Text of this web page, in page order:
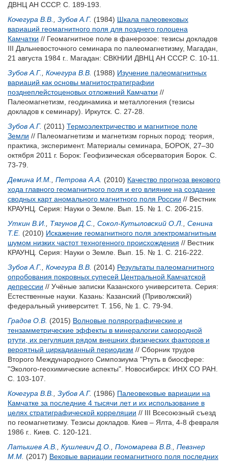
ДВНЦ АН СССР. С. 189-193.
Кочегура В.В.
Зубов А.Г. (1984) Шкала палеовековых
вариаций геомагнитного поля для позднего голоцена
Камчатки // Геомагнитное поле в фанерозое: тезисы докладов
III Дальневосточного семинара по палеомагнетизму, Магадан,
21 августа 1984 г.. Магадан: СВКНИИ ДВНЦ АН СССР. С. 10-11.
Зубов А.Г.
Кочегура В.В. (1988) Изучение палеомагнитных
вариаций как основы магнитостратиграфии
позднеплейстоценовых отложений Камчатки //
Палеомагнетизм, геодинамика и металлогения (тезисы
докладов к семинару). Иркутск. С. 27-28.
Зубов А.Г. (2011) Термоэлектричество и магнитное поле
Земли // Палеомагнетизм и магнетизм горных пород: теория,
практика, эксперимент. Материалы семинара, БОРОК, 27–30
октября 2011 г. Борок: Геофизическая обсерватория Борок. С.
73-79.
Демина И.М.
Петрова А.А. (2010) Качество прогноза векового
хода главного геомагнитного поля и его влияние на создание
сводных карт аномального магнитного поля России // Вестник
КРАУНЦ. Серия: Науки о Земле. Вып. 15. № 1. С. 206-215.
Уткин В.И.
Тягунов Д.С. Сокол-Кутыловский О.Л.
Сенина
Т.Е. (2010) Искажение геомагнитного поля электромагнитным
шумом низких частот техногенного происхождения // Вестник
КРАУНЦ. Серия: Науки о Земле. Вып. 15. № 1. С. 216-222.
Зубов А.Г.
Кочегура В.В. (2014) Результаты палеомагнитного
опробования покровных супесей Центральной Камчатской
депрессии // Учёные записки Казанского университета. Серия:
Естественные науки. Казань: Казанский (Приволжский)
федеральный университет. Т. 156, № 1. С. 79-94.
Градов О.В. (2015) Волновые полярографические и
тензамметрические эффекты в минералогии самородной
ртути, их регуляция рядом внешних физических факторов и
вероятный циркадианный периодизм // Сборник трудов
Второго Международного Симпозиума "Ртуть в биосфере:
"Эколого-геохимические аспекты". Новосибирск: ИНХ СО РАН.
С. 103-107.
Кочегура В.В.
Зубов А.Г. (1986) Палеовековые вариации на
Камчатке за последние 4 тысячи лет и их использование в
целях стратиграфической корреляции // III Всесоюзный съезд
по геомагнетизму. Тезисы докладов. Киев – Ялта, 4-8 февраля
1986 г.. Киев. С. 120-121.
Латышев А.В.
Кушлевич Д.О. Пономарева В.В.
Певзнер
М.М. (2017) Вековые вариации геомагнитного поля последних